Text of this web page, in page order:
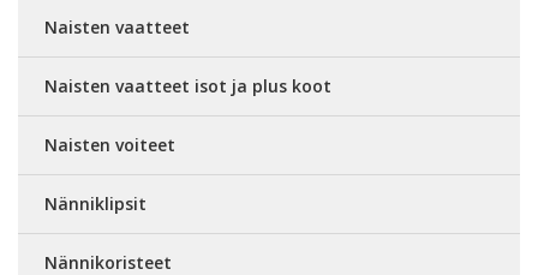
Naisten vaatteet
Naisten vaatteet isot ja plus koot
Naisten voiteet
Nänniklipsit
Nännikoristeet